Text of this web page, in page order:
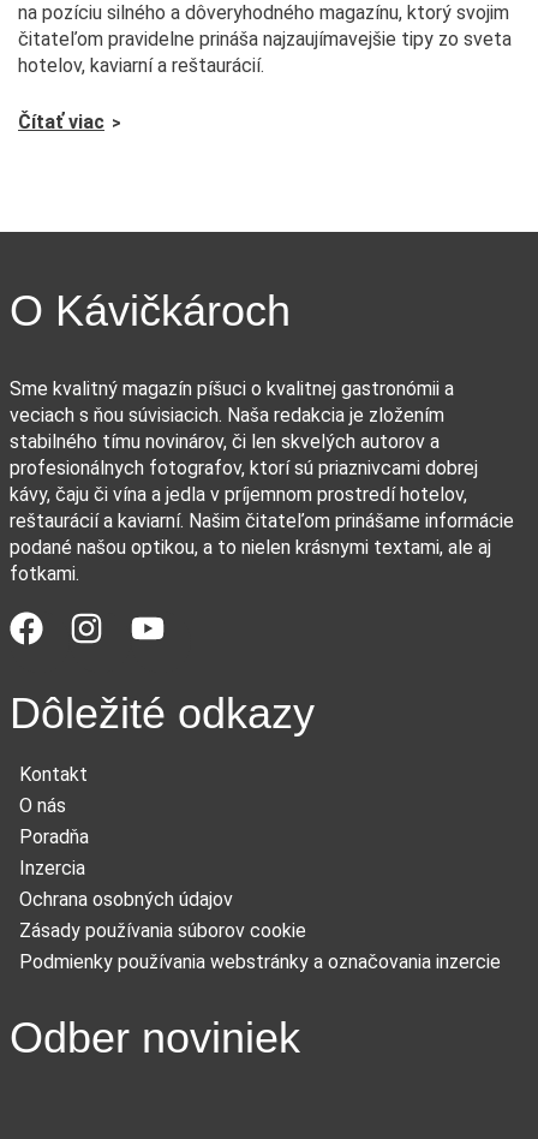
na pozíciu silného a dôveryhodného magazínu, ktorý svojim
čitateľom pravidelne prináša najzaujímavejšie tipy zo sveta
hotelov, kaviarní a reštaurácií.
Čítať viac
O Kávičkároch
Sme kvalitný magazín píšuci o kvalitnej gastronómii a
veciach s ňou súvisiacich. Naša redakcia je zložením
stabilného tímu novinárov, či len skvelých autorov a
profesionálnych fotografov, ktorí sú priaznivcami dobrej
kávy, čaju či vína a jedla v príjemnom prostredí hotelov,
reštaurácií a kaviarní. Našim čitateľom prinášame informácie
podané našou optikou, a to nielen krásnymi textami, ale aj
fotkami.
Dôležité odkazy
Kontakt
O nás
Poradňa
Inzercia
Ochrana osobných údajov
Zásady používania súborov cookie
Podmienky používania webstránky a označovania inzercie
Odber noviniek